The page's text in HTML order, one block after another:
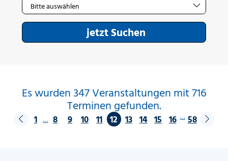
jetzt Suchen
Es wurden 347 Veranstaltungen mit 716
Terminen gefunden.
1 … 8 9 10 11 12 13 14 15 16 … 58